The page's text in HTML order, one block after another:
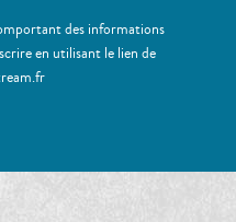
des informations
en utilisant le lien de